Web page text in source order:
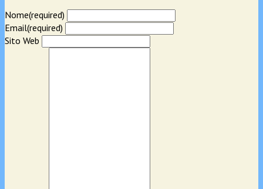
Nome(required)
Email(required)
Sito Web